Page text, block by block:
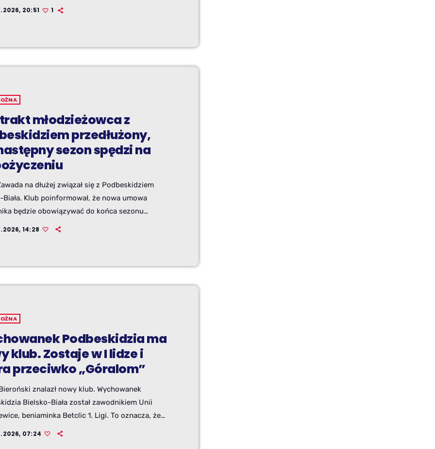
Bielska-Białej zremisował na wyjeździe z Bruk-
20:51 1
młodzieżowca z
przedłużony,
sezon spędzi na
na dłużej związał się z Podbeskidziem
Biała. Klub poinformował, że nowa umowa
będzie obowiązywać do końca sezonu
Jednocześnie przekazano, że nadchodzące
14:28
Podbeskidzia ma
klub. Zostaje w I lidze i
przeciwko „Góralom”
znalazł nowy klub. Wychowanek
Bielsko-Biała został zawodnikiem Unii
beniaminka Betclic 1. Ligi. To oznacza, że
pomocnik zostaje na zapleczu Ekstraklasy i w
07:24